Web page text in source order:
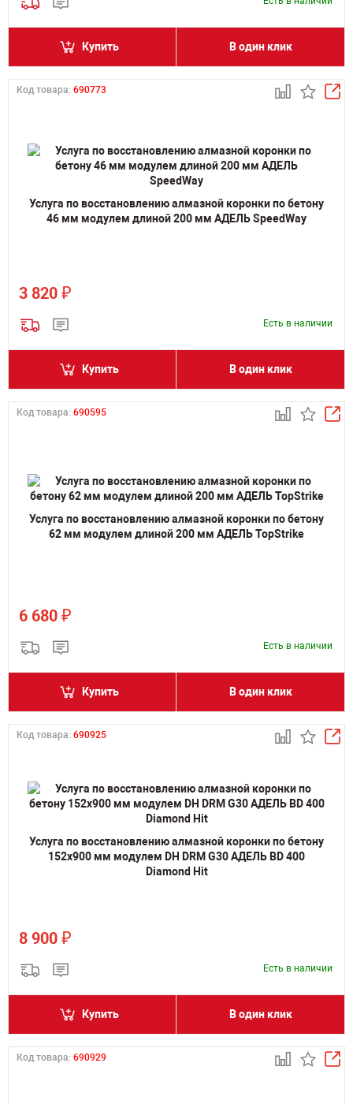
Купить В один клик
Код товара: 690773
Услуга по восстановлению алмазной коронки по бетону
46 мм модулем длиной 200 мм АДЕЛЬ SpeedWay
3 820 ₽
Есть в наличии
Купить В один клик
Код товара: 690595
Услуга по восстановлению алмазной коронки по бетону
62 мм модулем длиной 200 мм АДЕЛЬ TopStrike
6 680 ₽
Есть в наличии
Купить В один клик
Код товара: 690925
Услуга по восстановлению алмазной коронки по бетону
152x900 мм модулем DH DRM G30 АДЕЛЬ BD 400
Diamond Hit
8 900 ₽
Есть в наличии
Купить В один клик
Код товара: 690929